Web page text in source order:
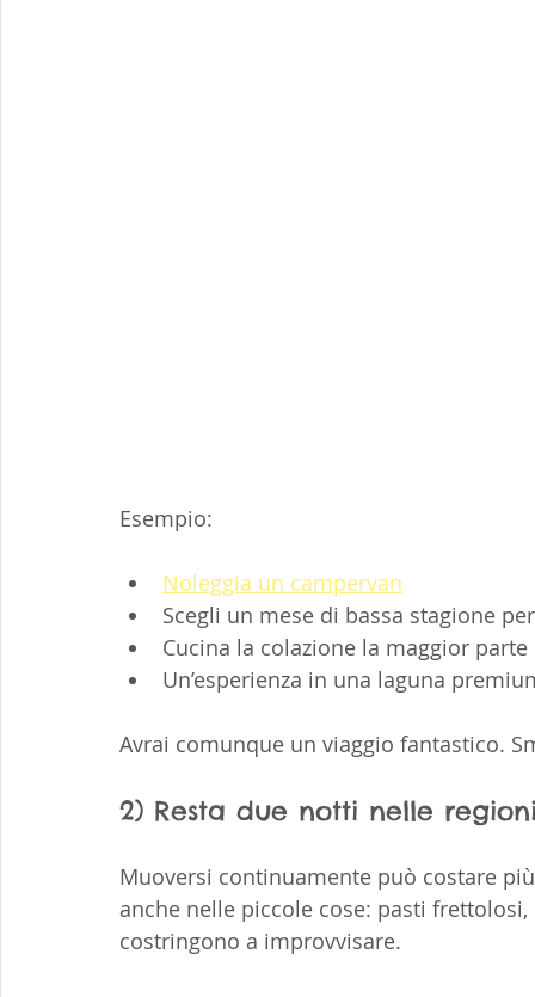
Esempio:
Noleggia un campervan
Scegli un mese di bassa stagione
Cucina la colazione la maggior
Un’esperienza in una laguna
Avrai comunque un viaggio fantastico.
2) Resta due notti nelle
Muoversi continuamente può costare
anche nelle piccole cose: pasti
costringono a improvvisare.